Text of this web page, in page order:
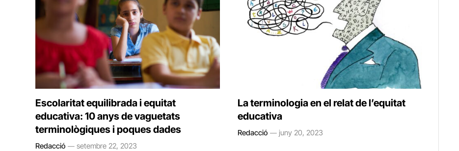
Escolaritat equilibrada i equitat
educativa: 10 anys de vaguetats
terminològiques i poques dades
Redacció setembre 22, 2023
La terminologia en el relat de l’equitat
educativa
Redacció juny 20, 2023